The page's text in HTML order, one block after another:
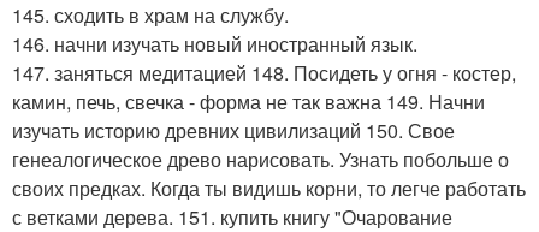
145. сходить в храм на службу.
146. начни изучать новый иностранный язык.
147. заняться медитацией 148. Посидеть у огня - костер,
камин, печь, свечка - форма не так важна 149. Начни
изучать историю древних цивилизаций 150. Свое
генеалогическое древо нарисовать. Узнать побольше о
своих предках. Когда ты видишь корни, то легче работать
с ветками дерева. 151. купить книгу "Очарование